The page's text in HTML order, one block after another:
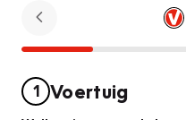
1 Voertuig